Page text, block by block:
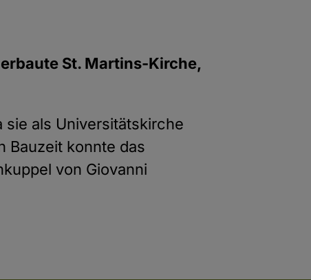
St. Martins-Kirche,
als Universitätskirche
Bauzeit konnte das
von Giovanni